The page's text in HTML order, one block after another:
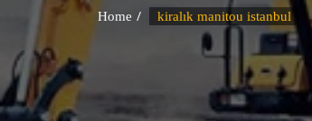
Home kiralık manitou istanbul